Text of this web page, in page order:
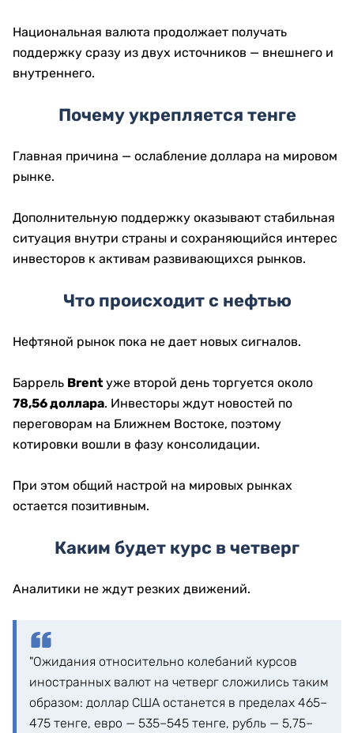
Национальная валюта продолжает получать
поддержку сразу из двух источников — внешнего и
внутреннего.
Почему укрепляется тенге
Главная причина — ослабление доллара на мировом
рынке.
Дополнительную поддержку оказывают стабильная
ситуация внутри страны и сохраняющийся интерес
инвесторов к активам развивающихся рынков.
Что происходит с нефтью
Нефтяной рынок пока не дает новых сигналов.
Баррель Brent уже второй день торгуется около
78,56 доллара. Инвесторы ждут новостей по
переговорам на Ближнем Востоке, поэтому
котировки вошли в фазу консолидации.
При этом общий настрой на мировых рынках
остается позитивным.
Каким будет курс в четверг
Аналитики не ждут резких движений.
"Ожидания относительно колебаний курсов
иностранных валют на четверг сложились таким
образом: доллар США останется в пределах 465–
475 тенге, евро — 535–545 тенге, рубль — 5,75–